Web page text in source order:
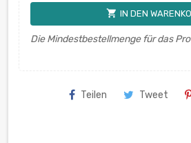
shopping_cart IN DEN
Die Mindestbestellmenge für das
Teilen Tweet